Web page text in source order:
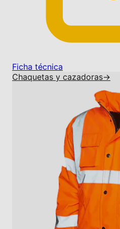
Ficha técnica
Chaquetas y cazadoras→